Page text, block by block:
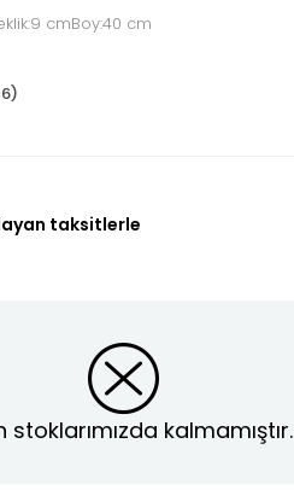
cmBoy:40 cm
taksitlerle
stoklarımızda kalmamıştır.